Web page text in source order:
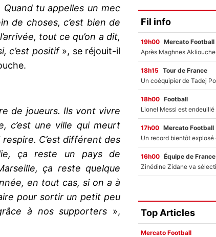
tu appelles un mec
de choses, c’est bien de
tout ce qu’on a dit,
c’est positif », se réjouit-il
de joueurs. Ils vont vivre
c’est une ville qui meurt
C’est différent des
ça reste un pays de
ça reste quelque
en tout cas, si on a à
pour sortir un petit peu
à nos supporters »,
Fil info
19h00 Mercato Football
18h15 Tour de France
18h00 Football
17h00 Mercato Football
16h00 Équipe de France
Top Articles
Mercato Football